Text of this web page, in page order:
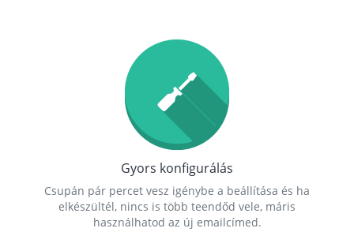
Gyors konfigurálás
Csupán pár percet vesz igénybe a beállítása és ha
elkészültél, nincs is több teendőd vele, máris
használhatod az új emailcímed.